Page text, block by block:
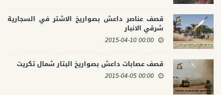
قصف عناصر داعش بصواريخ الاشتر في السجارية
شرقي الانبار
00:00 2015-04-10
قصف عصابات داعش بصواريخ البتار شمال تكريت
00:00 2015-04-05